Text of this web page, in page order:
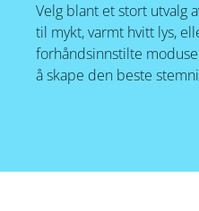
Velg blant et stort utvalg
til mykt, varmt hvitt lys,
forhåndsinnstilte
å skape den beste